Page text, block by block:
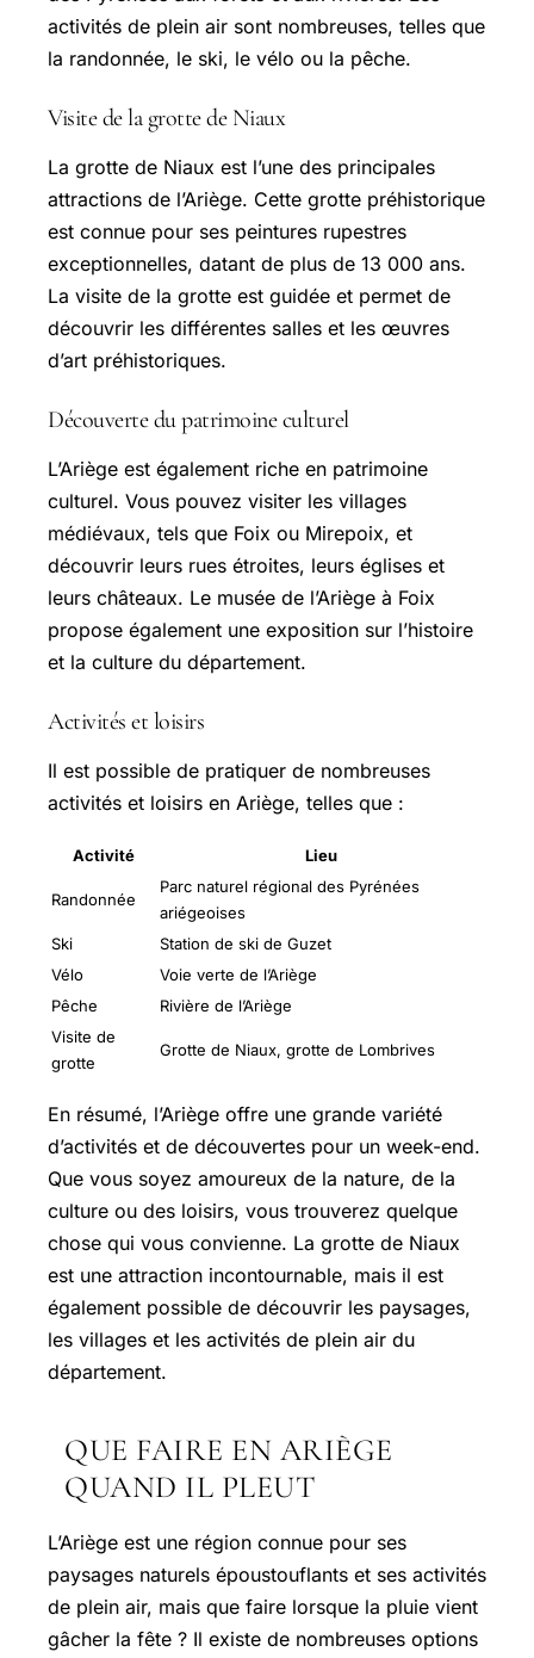
activités de plein air sont nombreuses, telles que
la randonnée, le ski, le vélo ou la pêche.
Visite de la grotte de Niaux
La grotte de Niaux est l’une des principales
attractions de l’Ariège. Cette grotte préhistorique
est connue pour ses peintures rupestres
exceptionnelles, datant de plus de 13 000 ans.
La visite de la grotte est guidée et permet de
découvrir les différentes salles et les œuvres
d’art préhistoriques.
Découverte du patrimoine culturel
L’Ariège est également riche en patrimoine
culturel. Vous pouvez visiter les villages
médiévaux, tels que Foix ou Mirepoix, et
découvrir leurs rues étroites, leurs églises et
leurs châteaux. Le musée de l’Ariège à Foix
propose également une exposition sur l’histoire
et la culture du département.
Activités et loisirs
Il est possible de pratiquer de nombreuses
activités et loisirs en Ariège, telles que :
Activité Lieu
Randonnée
Parc naturel régional des Pyrénées
ariégeoises
Ski
Station de ski de Guzet
Vélo
Voie verte de l’Ariège
Pêche
Rivière de l’Ariège
Visite de
grotte
Grotte de Niaux, grotte de Lombrives
En résumé, l’Ariège offre une grande variété
d’activités et de découvertes pour un week-end.
Que vous soyez amoureux de la nature, de la
culture ou des loisirs, vous trouverez quelque
chose qui vous convienne. La grotte de Niaux
est une attraction incontournable, mais il est
également possible de découvrir les paysages,
les villages et les activités de plein air du
département.
QUE FAIRE EN ARIÈGE
QUAND IL PLEUT
L’Ariège est une région connue pour ses
paysages naturels époustouflants et ses activités
de plein air, mais que faire lorsque la pluie vient
gâcher la fête ? Il existe de nombreuses options